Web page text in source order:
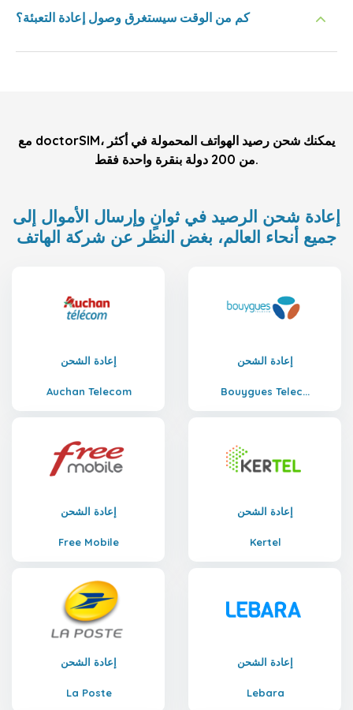
كم من الوقت سيستغرق وصول إعادة التعبئة؟
مع doctorSIM، يمكنك شحن رصيد الهواتف المحمولة في أكثر
من 200 دولة بنقرة واحدة فقط.
إعادة شحن الرصيد في ثوانٍ وإرسال الأموال إلى
جميع أنحاء العالم، بغض النظر عن شركة الهاتف
إعادة الشحن
Auchan Telecom
إعادة الشحن
Bouygues Telec...
إعادة الشحن
Free Mobile
إعادة الشحن
Kertel
إعادة الشحن
La Poste
إعادة الشحن
Lebara